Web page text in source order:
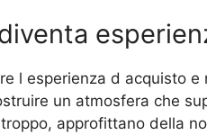
l esperienza d acquisto
un atmosfera che
approfittano della